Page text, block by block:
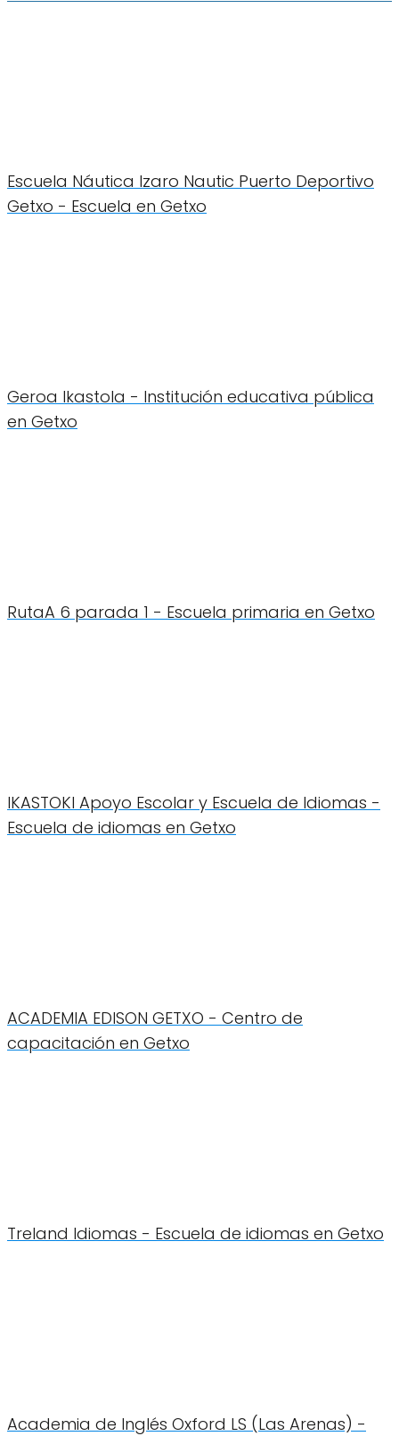
Escuela Náutica Izaro Nautic Puerto Deportivo
Getxo - Escuela en Getxo
Geroa Ikastola - Institución educativa pública
en Getxo
RutaA 6 parada 1 - Escuela primaria en Getxo
IKASTOKI Apoyo Escolar y Escuela de Idiomas -
Escuela de idiomas en Getxo
ACADEMIA EDISON GETXO - Centro de
capacitación en Getxo
Treland Idiomas - Escuela de idiomas en Getxo
Academia de Inglés Oxford LS (Las Arenas) -